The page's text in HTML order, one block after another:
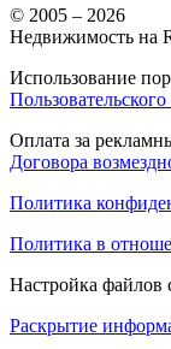
© 2005 – 2026
Недвижимость на
Использование
Оплата за
Договора
Политика
Политика в
Настройка файлов
Раскрытие